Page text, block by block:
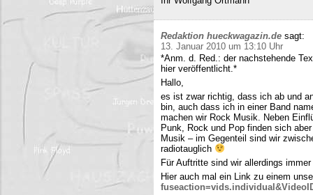
Redaktion hueckwagazin.de sagt:
13. Januar 2010 um 13:10 Uhr
*Anm. d. Red.: der nachstehende
hier veröffentlicht.*
Hallo,
es ist zwar richtig, dass ich ab und
bin, auch dass ich in einer Band
machen wir Rock Musik. Neben
Punk, Rock und Pop finden sich
Musik – im Gegenteil sind wir
radiotauglich
Für Auftritte sind wir allerdings
Hier auch mal ein Link zu einem